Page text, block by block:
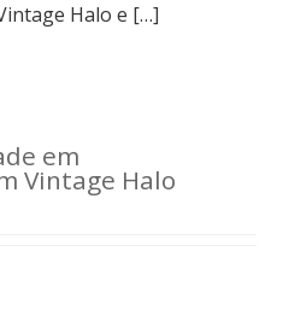
Halo e […]
em
Vintage Halo